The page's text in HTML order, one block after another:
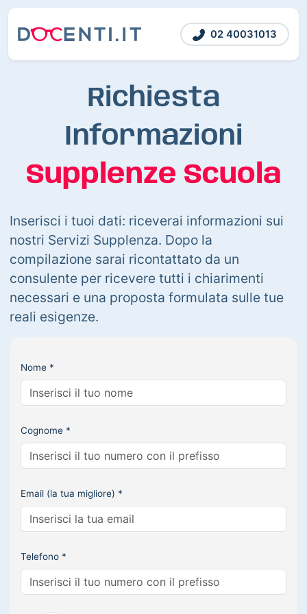
02 40031013
Richiesta
Informazioni
Supplenze Scuola
Inserisci i tuoi dati: riceverai informazioni sui
nostri Servizi Supplenza. Dopo la
compilazione sarai ricontattato da un
consulente per ricevere tutti i chiarimenti
necessari e una proposta formulata sulle tue
reali esigenze.
Nome *
Cognome *
Email (la tua migliore) *
Telefono *